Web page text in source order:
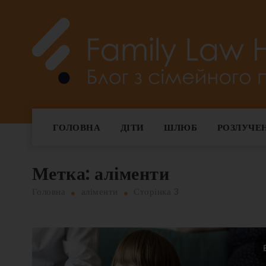
Family Law Help
ГОЛОВНА ДІТИ ШЛЮБ
Метка: аліменти